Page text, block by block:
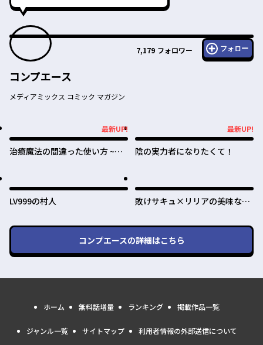
7,179 フォロワー フォロー
コンプエース
メディアミックス コミック マガジン
最新UP!
治癒魔法の間違った使い方 ~戦
最新UP!
陰の実力者になりたくて！
LV999の村人
敗けサキュ×リリアの美味なる
コンプエースの詳細はこちら
ホーム 無料話増量 ランキング 掲載作品一覧
ジャンル一覧 サイトマップ 利用者情報の外部送信について